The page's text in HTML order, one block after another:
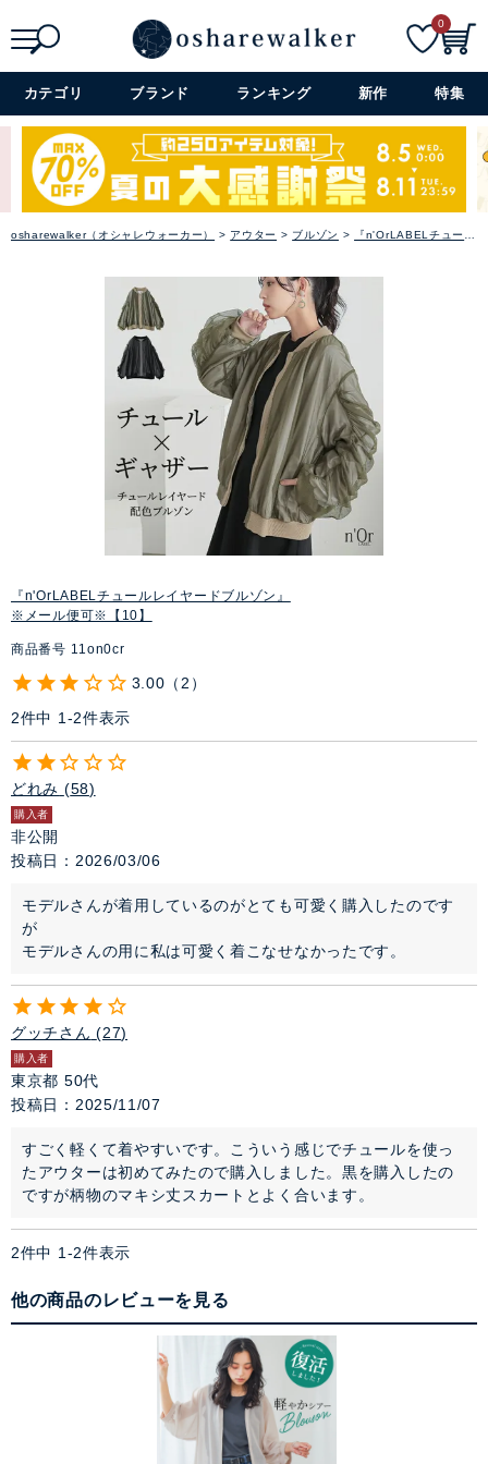
詳細検索+
0
カテゴリ ブランド ランキング 新作 特集
SALE
雑誌掲載アイテム
閉じる
osharewalker（オシャレウォーカー） アウター ブルゾン 『n'OrLABELチュールレイヤードブルゾン』※メール便可※【10】
『n'OrLABELチュールレイヤードブルゾン』
※メール便可※【10】
商品番号 11on0cr
3.00
2
2件中 1-2件表示
どれみ 58
購入者
非公開
投稿日
2026/03/06
モデルさんが着用しているのがとても可愛く購入したのです
が
グッチさん 27
購入者
東京都 50代
投稿日
2025/11/07
すごく軽くて着やすいです。こういう感じでチュールを使っ
たアウターは初めてみたので購入しました。黒を購入したの
ですが柄物のマキシ丈スカートとよく合います。
2件中 1-2件表示
他の商品のレビューを見る